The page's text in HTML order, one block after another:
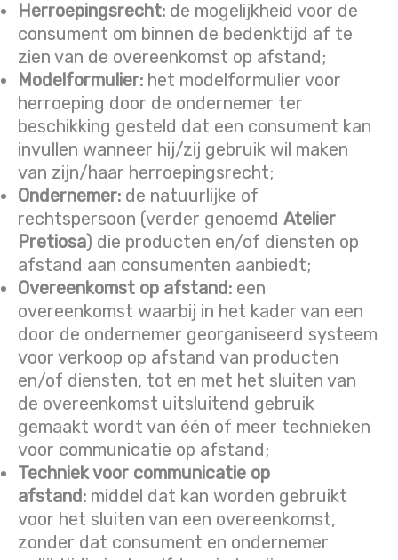
Herroepingsrecht: de mogelijkheid voor de
consument om binnen de bedenktijd af te
zien van de overeenkomst op afstand;
Modelformulier: het modelformulier voor
herroeping door de ondernemer ter
beschikking gesteld dat een consument kan
invullen wanneer hij/zij gebruik wil maken
van zijn/haar herroepingsrecht;
Ondernemer: de natuurlijke of
rechtspersoon (verder genoemd Atelier
Pretiosa) die producten en/of diensten op
afstand aan consumenten aanbiedt;
Overeenkomst op afstand: een
overeenkomst waarbij in het kader van een
door de ondernemer georganiseerd systeem
voor verkoop op afstand van producten
en/of diensten, tot en met het sluiten van
de overeenkomst uitsluitend gebruik
gemaakt wordt van één of meer technieken
voor communicatie op afstand;
Techniek voor communicatie op
afstand: middel dat kan worden gebruikt
voor het sluiten van een overeenkomst,
zonder dat consument en ondernemer